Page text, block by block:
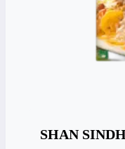
SHAN